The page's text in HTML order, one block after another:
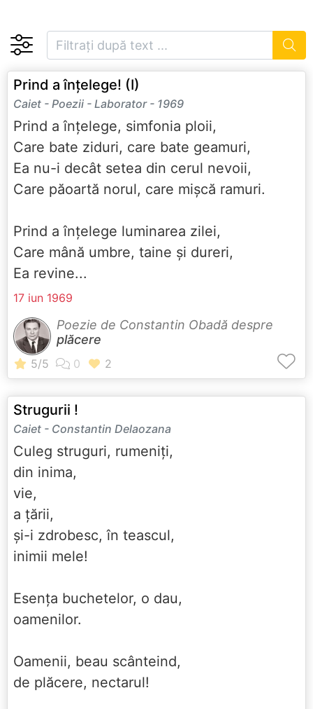
Prind a înțelege! (I)
Caiet - Poezii - Laborator - 1969
Prind a înțelege, simfonia ploii,
Care bate ziduri, care bate geamuri,
Ea nu-i decât setea din cerul nevoii,
Care păoartă norul, care mișcă ramuri.
Prind a înțelege luminarea zilei,
Care mână umbre, taine și dureri,
Ea revine...
17 iun 1969
Poezie de Constantin Obadă despre
plăcere
Strugurii !
Caiet - Constantin Delaozana
Culeg struguri, rumeniți,
din inima,
vie,
a țării,
și-i zdrobesc, în teascul,
inimii mele!
Esența buchetelor, o dau,
oamenilor.
Oamenii, beau scânteind,
de plăcere, nectarul!